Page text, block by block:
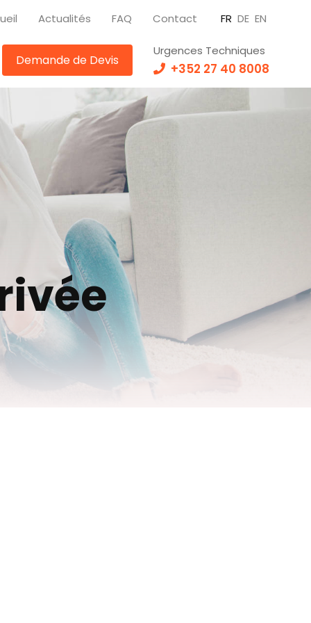
Actualités FAQ Contact FR DE EN
Demande de Devis
Urgences Techniques
+352 27 40 8008